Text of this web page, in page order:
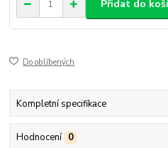
Přidat do
Do oblíbených
Kompletní specifikace
Hodnocení 0